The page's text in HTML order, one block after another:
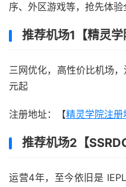
序、外区游戏等，抢先体验
推荐机场1【精灵学
三网优化，高性价比机场
元起
注册地址：【精灵学院注册
推荐机场2【
运营4年，至今依旧是